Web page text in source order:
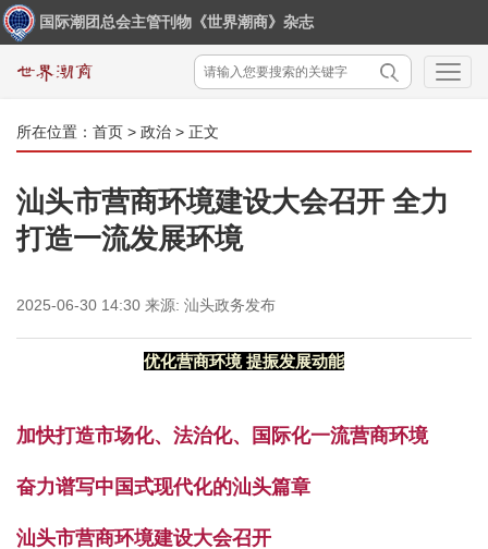
国际潮团总会主管刊物《世界潮商》杂志
所在位置： 首页 > 政治 > 正文
汕头市营商环境建设大会召开 全力
打造一流发展环境
2025-06-30 14:30 来源: 汕头政务发布
优化营商环境提振发展动能
加快打造市场化、法治化、国际化一流营商环境
奋力谱写中国式现代化的汕头篇章
汕头市营商环境建设大会召开